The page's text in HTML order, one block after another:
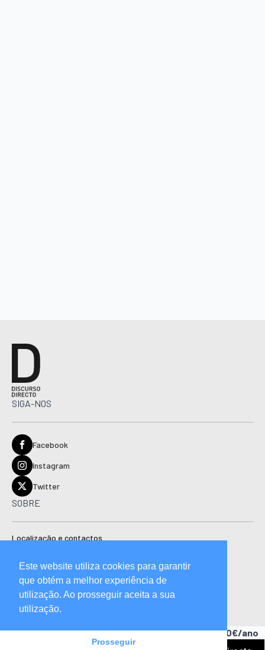
SIGA-NOS
Facebook
Instagram
Twitter
SOBRE
Localização e contactos
Ficha técnica
Manual de boas práticas editoriais e código de conduta
Descubra as vantagens de ser assinante.A partir de 15,90€/ano
Este website utiliza cookies para garantir
que obtém a melhor experiência de
utilização. Ao prosseguir aceita a sua
utilização.
Prosseguir